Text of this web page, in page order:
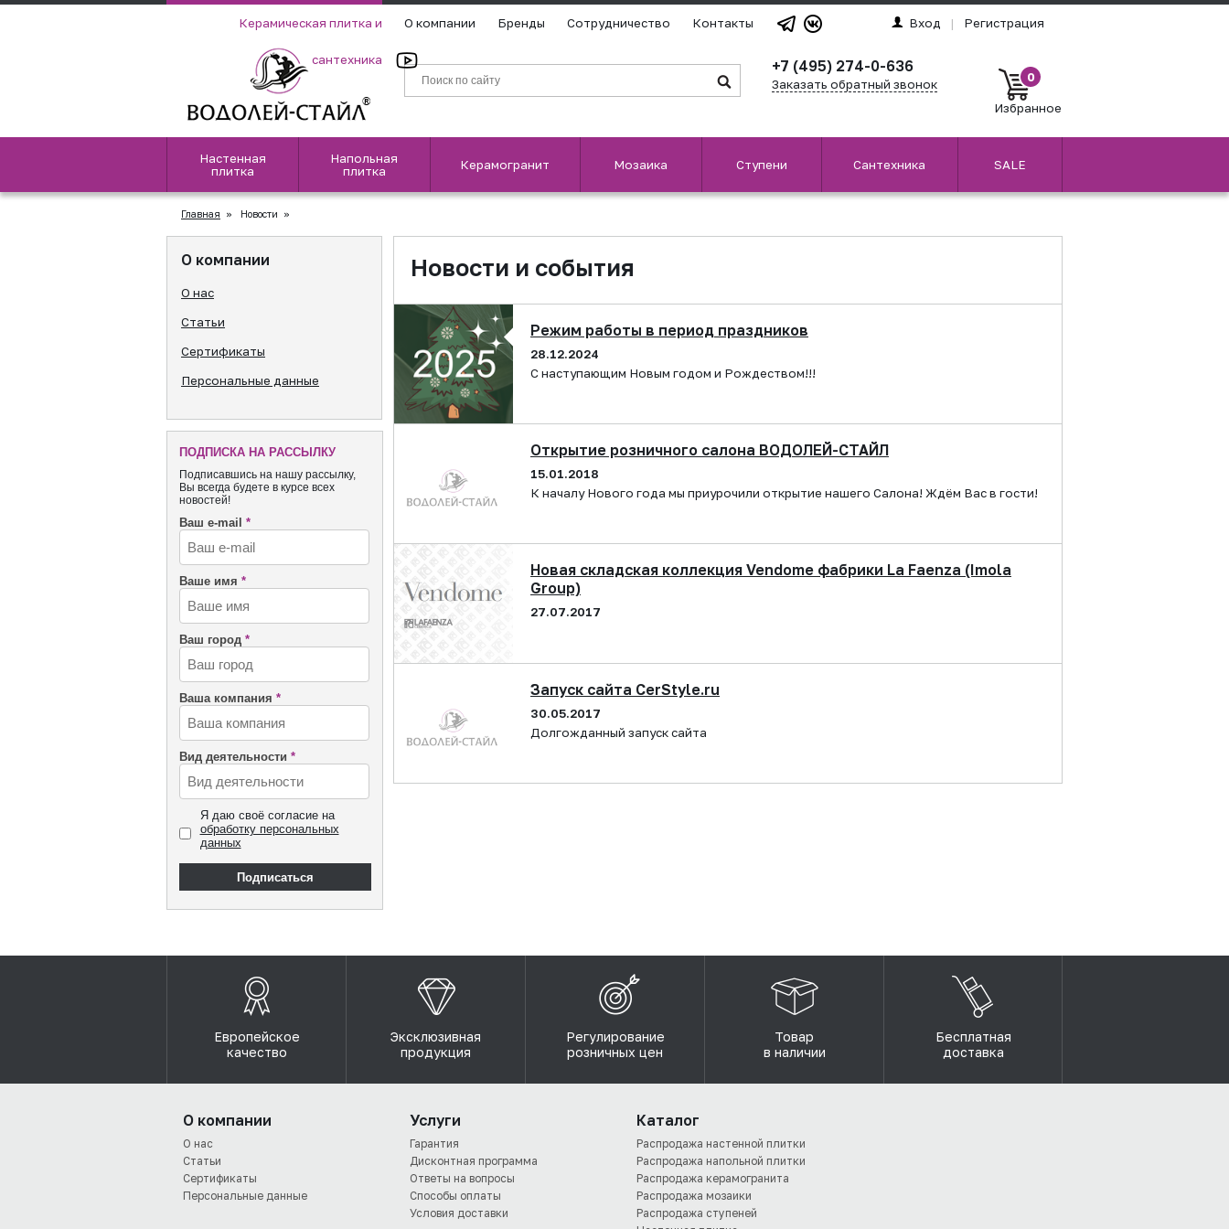
Керамическая плитка и
сантехника
О компании Бренды Сотрудничество Контакты Вход | Регистрация
+7 (495) 274-0-636
Заказать обратный звонок 0
Избранное
Настенная
плитка
Напольная
плитка
Керамогранит Мозаика Ступени Сантехника SALE
Главная » Новости »
О компании
О нас
Статьи
Сертификаты
Персональные данные
ПОДПИСКА НА РАССЫЛКУ
Подписавшись на нашу рассылку,
Вы всегда будете в курсе всех
новостей!
Ваш e-mail *
Ваше имя *
Ваш город*
Ваша компания *
Вид деятельности *
Я даю своё согласие на
обработку персональных
данных
Подписаться
Новости и события
Режим работы в период праздников
28.12.2024
С наступающим Новым годом и Рождеством!!!
Открытие розничного салона ВОДОЛЕЙ-СТАЙЛ
15.01.2018
К началу Нового года мы приурочили открытие нашего Салона! Ждём Вас в гости!
Новая складская коллекция Vendome фабрики La Faenza (Imola
Group)
27.07.2017
Запуск сайта CerStyle.ru
30.05.2017
Долгожданный запуск сайта
Европейское
качество
Эксклюзивная
продукция
Регулирование
розничных цен
Товар
в наличии
Бесплатная
доставка
О компании
О нас
Статьи
Сертификаты
Персональные данные
Услуги
Гарантия
Дисконтная программа
Ответы на вопросы
Способы оплаты
Условия доставки
Каталог
Распродажа настенной плитки
Распродажа напольной плитки
Распродажа керамогранита
Распродажа мозаики
Распродажа ступеней